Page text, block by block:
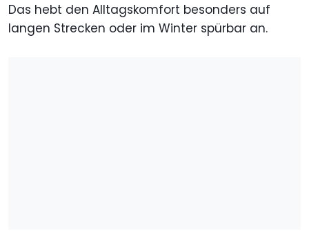
Das hebt den Alltagskomfort besonders auf
langen Strecken oder im Winter spürbar an.